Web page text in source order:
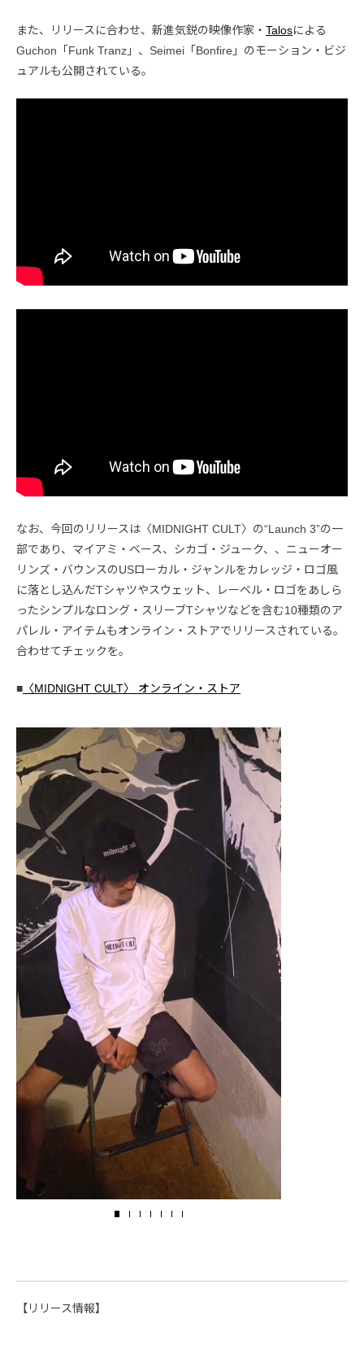
また、リリースに合わせ、新進気鋭の映像作家・ Talosによる
Guchon「Funk Tranz」、Seimei「Bonfire」のモーション・ビジ
ュアルも公開されている。
なお、今回のリリースは〈MIDNIGHT CULT〉の“Launch 3”の一
部であり、マイアミ・ベース、シカゴ・ジューク、、ニューオー
リンズ・バウンスのUSローカル・ジャンルをカレッジ・ロゴ風
に落とし込んだTシャツやスウェット、レーベル・ロゴをあしら
ったシンプルなロング・スリーブTシャツなどを含む10種類のア
パレル・アイテムもオンライン・ストアでリリースされている。
合わせてチェックを。
■ 〈MIDNIGHT CULT〉 オンライン・ストア
【リリース情報】